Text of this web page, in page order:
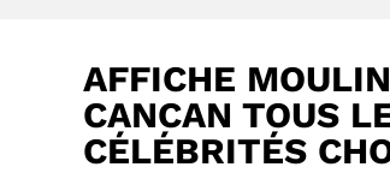
AFFICHE
CANCAN TOUS
CÉLÉBRITÉS